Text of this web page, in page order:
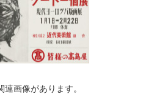
連画像があります。